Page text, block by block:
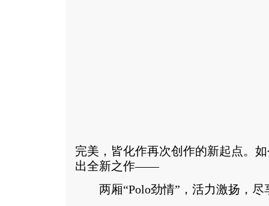
完美，皆化作再次创作的新起点。
出全新之作——
两厢“Polo劲情”，活力激扬，尽